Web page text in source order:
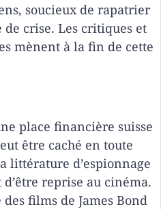
soucieux de rapatrier
crise. Les critiques et
mènent à la fin de cette
place financière suisse
être caché en toute
littérature d’espionnage
reprise au cinéma.
films de James Bond